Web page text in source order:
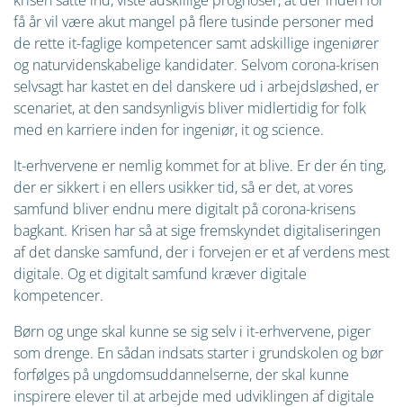
få år vil være akut mangel på flere tusinde personer med
de rette it-faglige kompetencer samt adskillige ingeniører
og naturvidenskabelige kandidater. Selvom corona-krisen
selvsagt har kastet en del danskere ud i arbejdsløshed, er
scenariet, at den sandsynligvis bliver midlertidig for folk
med en karriere inden for ingeniør, it og science.
It-erhvervene er nemlig kommet for at blive. Er der én ting,
der er sikkert i en ellers usikker tid, så er det, at vores
samfund bliver endnu mere digitalt på corona-krisens
bagkant. Krisen har så at sige fremskyndet digitaliseringen
af det danske samfund, der i forvejen er et af verdens mest
digitale. Og et digitalt samfund kræver digitale
kompetencer.
Børn og unge skal kunne se sig selv i it-erhvervene, piger
som drenge. En sådan indsats starter i grundskolen og bør
forfølges på ungdomsuddannelserne, der skal kunne
inspirere elever til at arbejde med udviklingen af digitale